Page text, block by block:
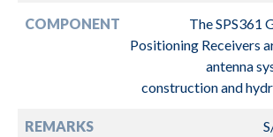
COMPONENT
The SPS361
Positioning Receivers
antenna
construction and
REMARKS